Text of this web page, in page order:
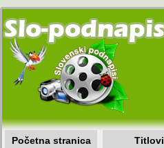
Početna stranica Titlovi